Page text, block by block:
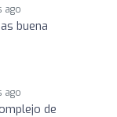
ago
buena
ago
de